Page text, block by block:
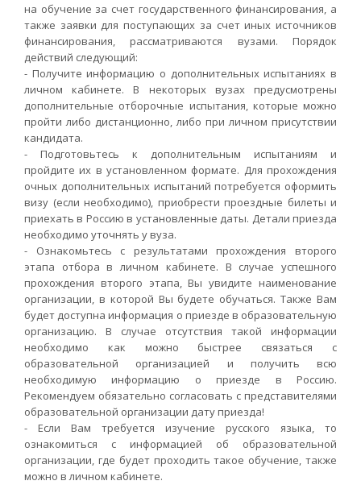
на обучение за счет государственного финансирования, а
также заявки для поступающих за счет иных источников
финансирования, рассматриваются вузами. Порядок
действий следующий:
- Получите информацию о дополнительных испытаниях в
личном кабинете. В некоторых вузах предусмотрены
дополнительные отборочные испытания, которые можно
пройти либо дистанционно, либо при личном присутствии
кандидата.
- Подготовьтесь к дополнительным испытаниям и
пройдите их в установленном формате. Для прохождения
очных дополнительных испытаний потребуется оформить
визу (если необходимо), приобрести проездные билеты и
приехать в Россию в установленные даты. Детали приезда
необходимо уточнять у вуза.
- Ознакомьтесь с результатами прохождения второго
этапа отбора в личном кабинете. В случае успешного
прохождения второго этапа, Вы увидите наименование
организации, в которой Вы будете обучаться. Также Вам
будет доступна информация о приезде в образовательную
организацию. В случае отсутствия такой информации
необходимо как можно быстрее связаться с
образовательной организацией и получить всю
необходимую информацию о приезде в Россию.
Рекомендуем обязательно согласовать с представителями
образовательной организации дату приезда!
- Если Вам требуется изучение русского языка, то
ознакомиться с информацией об образовательной
организации, где будет проходить такое обучение, также
можно в личном кабинете.